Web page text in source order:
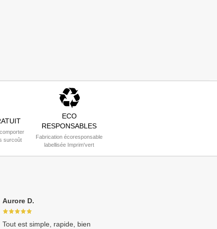
surcoût
ECO
RESPONSABLES
Fabrication écoresponsable
labellisée Imprim'vert
Aurore D.
Tout est simple, rapide, bien